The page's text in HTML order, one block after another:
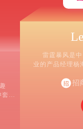
为
信
雷霆暴风是
业的产品经理杨
以
招